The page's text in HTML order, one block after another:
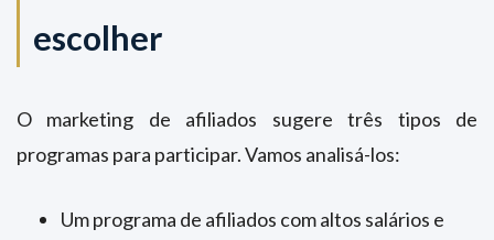
escolher
O marketing de afiliados sugere três tipos de
programas para participar. Vamos analisá-los:
Um programa de afiliados com altos salários e